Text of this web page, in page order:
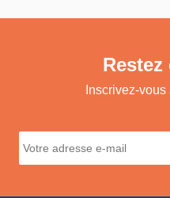
Inscrivez-